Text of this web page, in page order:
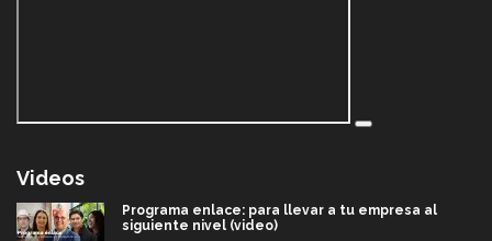
Videos
Programa enlace: para llevar a tu empresa al
siguiente nivel (video)